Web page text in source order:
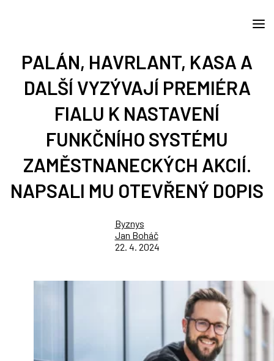
PALÁN, HAVRLANT, KASA A
DALŠÍ VYZÝVAJÍ PREMIÉRA
FIALU K NASTAVENÍ
FUNKČNÍHO SYSTÉMU
ZAMĚSTNANECKÝCH AKCIÍ.
NAPSALI MU OTEVŘENÝ DOPIS
Byznys
Jan Boháč
22. 4. 2024